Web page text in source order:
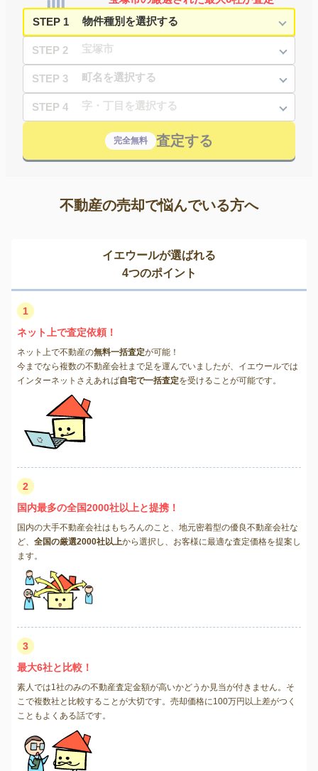
STEP 1
STEP 2
STEP 3
STEP 4
完全無料 査定する
不動産の売却で悩んでいる方へ
イエウールが選ばれる
4つのポイント
1
ネット上で査定依頼！
ネット上で不動産の無料一括査定が可能！
今までなら複数の不動産会社まで足を運んでいましたが、イエウールでは
インターネットさえあれば自宅で一括査定を受けることが可能です。
2
国内最多の全国2000社以上と提携！
国内の大手不動産会社はもちろんのこと、地元密着型の優良不動産会社な
ど、 全国の厳選2000社以上から選択し、お客様に最適な査定価格を提案し
ます。
3
最大6社と比較！
素人では1社のみの不動産査定金額が高いかどうか見当が付きません。そ
こで複数社と比較することが大切です。売却価格に100万円以上差がつく
こともよくある話です。